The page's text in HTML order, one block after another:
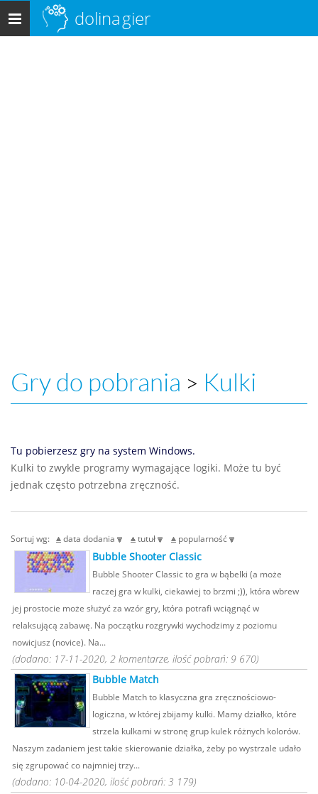
Menu
główne
dolinagier
Gry do pobrania > Kulki
Tu pobierzesz gry na system Windows.
Kulki to zwykle programy wymagające logiki. Może tu być
jednak często potrzebna zręczność.
Sortuj wg: data dodania tutuł popularność
Bubble Shooter Classic
Bubble Shooter Classic to gra w bąbelki (a może
raczej gra w kulki, ciekawiej to brzmi ;)), która wbrew
jej prostocie może służyć za wzór gry, która potrafi wciągnąć w
relaksującą zabawę. Na początku rozgrywki wychodzimy z poziomu
nowicjusz (novice). Na...
(dodano: 17-11-2020, 2 komentarze, ilość pobrań: 9 670)
Bubble Match
Bubble Match to klasyczna gra zręcznościowo-
logiczna, w której zbijamy kulki. Mamy działko, które
strzela kulkami w stronę grup kulek różnych kolorów.
Naszym zadaniem jest takie skierowanie działka, żeby po wystrzale udało
się zgrupować co najmniej trzy...
(dodano: 10-04-2020, ilość pobrań: 3 179)